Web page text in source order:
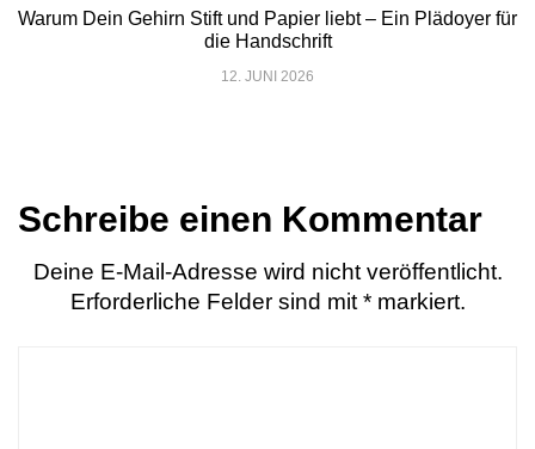
Warum Dein Gehirn Stift und Papier liebt – Ein Plädoyer für
die Handschrift
12. JUNI 2026
Schreibe einen Kommentar
Deine E-Mail-Adresse wird nicht veröffentlicht.
Erforderliche Felder sind mit *markiert.